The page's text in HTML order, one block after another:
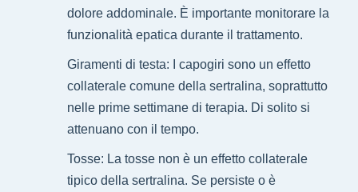
dolore addominale. È importante monitorare la
funzionalità epatica durante il trattamento.
Giramenti di testa: I capogiri sono un effetto
collaterale comune della sertralina, soprattutto
nelle prime settimane di terapia. Di solito si
attenuano con il tempo.
Tosse: La tosse non è un effetto collaterale
tipico della sertralina. Se persiste o è